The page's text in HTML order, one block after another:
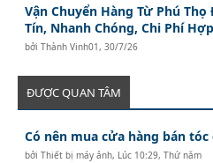
Vận Chuyển Hàng Từ Phú
Tín, Nhanh Chóng, Chi Phí
bởiThành Vinh01,30/7/26
ĐƯỢC QUAN TÂM
Có nên mua cửa hàng bán
bởiThiết bị máy ảnh, Lúc 10:29, Thứ năm